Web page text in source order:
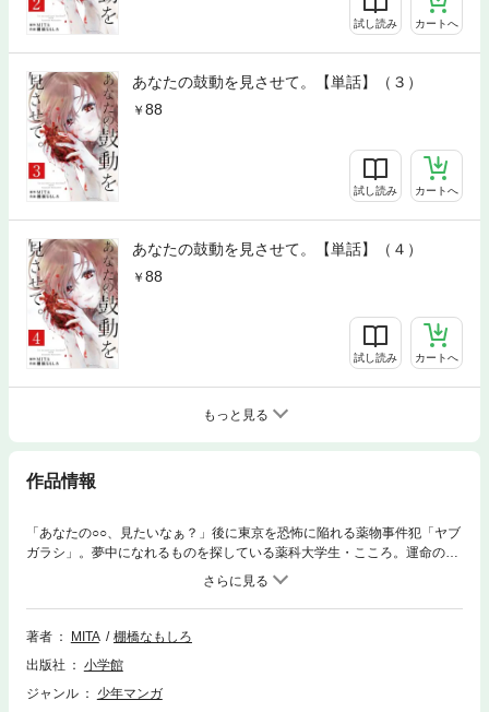
試し読み カートへ
あなたの鼓動を見させて。【単話】（３）
88
試し読み カートへ
あなたの鼓動を見させて。【単話】（４）
88
試し読み カートへ
もっと見る
作品情報
「あなたの○○、見たいなぁ？」後に東京を恐怖に陥れる薬物事件犯「ヤブ
ガラシ」。夢中になれるものを探している薬科大学生・こころ。運命の実
習を境に、事件の幕が上がる？？？好奇心と欲望が交錯する、戦慄のサイ
コミステリー開幕！待望の第35巻配信。
著者 MITA
棚橋なもしろ
出版社
小学館
ジャンル
少年マンガ